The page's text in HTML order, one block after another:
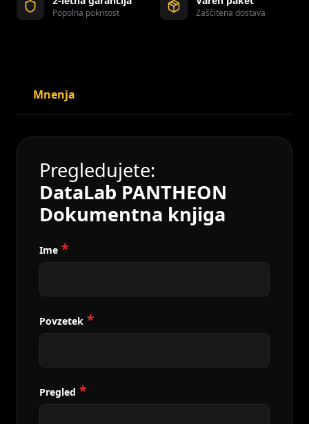
Popolna pokritost Zaščitena dostava
Mnenja
Pregledujete:
DataLab PANTHEON
Dokumentna knjiga
Ime
Povzetek
Pregled